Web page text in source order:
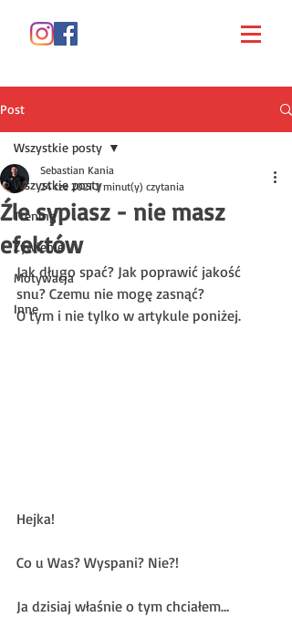
Post
Wszystkie posty
Trening
Żywienie
Motywacja
Inne
Wszystkie posty
Źle sypiasz - nie masz
efektów
Sebastian Kania
24 cze 2021 2 minut(y) czytania
Jak długo spać? Jak poprawić jakość
snu? Czemu nie mogę zasnąć?
O tym i nie tylko w artykule poniżej.
Hejka!
Co u Was? Wyspani? Nie?!
Ja dzisiaj właśnie o tym chciałem…